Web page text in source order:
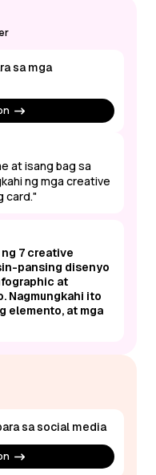
sa mga
at isang bag sa
ng mga creative
card."
7 creative
pansing disenyo
at
Nagmungkahi ito
elemento, at mga
sa social media